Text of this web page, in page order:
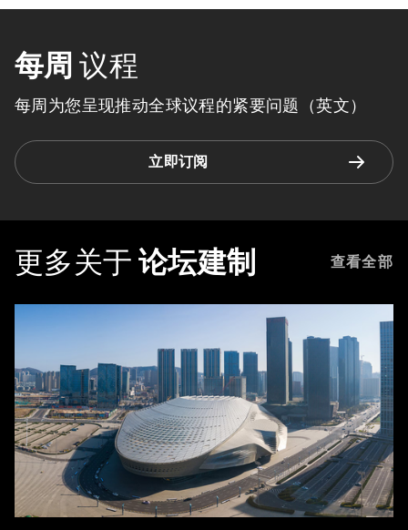
每周 议程
每周为您呈现推动全球议程的紧要问题（英文）
立即订阅
更多关于 论坛建制 查看全部